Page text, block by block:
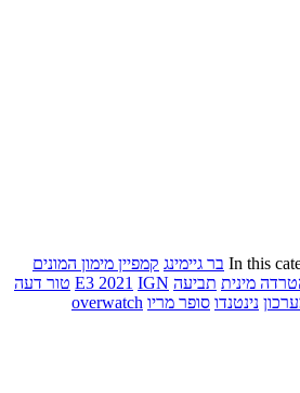
In this בר גיימינג קמפיין מימון המונים
מינית תביעה E3 2021 IGN
טור דעה
נינטנדו סופר מריו overwatch